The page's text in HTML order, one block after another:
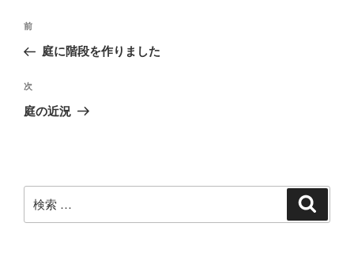
投
ナ
ビ
ゲ
ン
過
去
投
稿
前
庭に階段を作りました
次
の
次
庭の近況
索: